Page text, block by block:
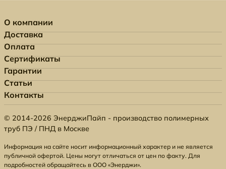
О компании
Доставка
Оплата
Сертификаты
Гарантии
Статьи
Контакты
© 2014-2026 ЭнерджиПайп - производство полимерных
труб ПЭ / ПНД в Москве
Информация на сайте носит информационный характер и не является
публичной офертой. Цены могут отличаться от цен по факту. Для
подробностей обращайтесь в ООО «Энерджи».